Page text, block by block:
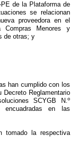
PE de la Plataforma de
se relacionan
proveedora en el
Compras Menores y
de otras; y
han cumplido con los
Reglamentario
SCYGB N.º
encuadradas en las
tomado la respectiva